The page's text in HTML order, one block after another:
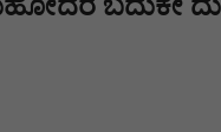
ಬದುಕೇ